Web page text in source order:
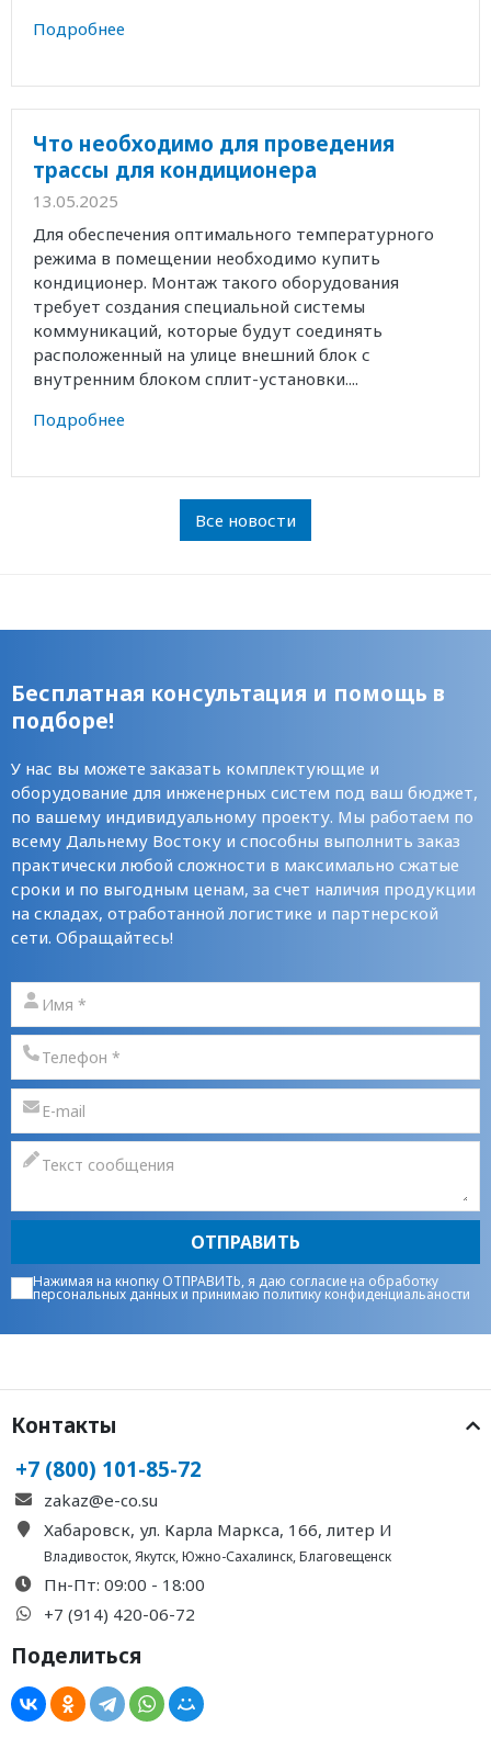
Подробнее
Что необходимо для проведения
трассы для кондиционера
13.05.2025
Для обеспечения оптимального температурного
режима в помещении необходимо купить
кондиционер. Монтаж такого оборудования
требует создания специальной системы
коммуникаций, которые будут соединять
расположенный на улице внешний блок с
внутренним блоком сплит-установки....
Подробнее
Все новости
Бесплатная консультация и помощь в
подборе!
У нас вы можете заказать комплектующие и
оборудование для инженерных систем под ваш бюджет,
по вашему индивидуальному проекту. Мы работаем по
всему Дальнему Востоку и способны выполнить заказ
практически любой сложности в максимально сжатые
сроки и по выгодным ценам, за счет наличия продукции
на складах, отработанной логистике и партнерской
сети. Обращайтесь!
ОТПРАВИТЬ
Нажимая на кнопку ОТПРАВИТЬ, я даю согласие на обработку
персональных данныхи принимаюполитику конфиденциальаности
Контакты
+7 (800) 101-85-72
zakaz@e-co.su
Хабаровск, ул. Карла Маркса, 166, литер И
Владивосток,Якутск,Южно-Сахалинск,Благовещенск
Пн-Пт: 09:00 - 18:00
+7 (914) 420-06-72
Поделиться